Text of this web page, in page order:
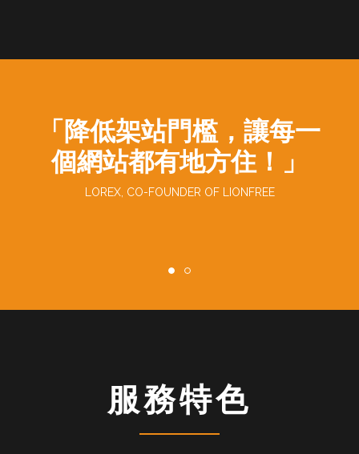
「打造像樣的免空，讓臺
灣有更好的資訊教育資
源！」
服務特色